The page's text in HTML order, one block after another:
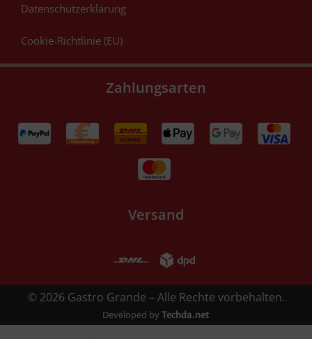
Datenschutzerklärung
Cookie-Richtlinie (EU)
Zahlungsarten
Versand
© 2026 Gastro Grande – Alle Rechte vorbehalten.
Developed by Techda.net